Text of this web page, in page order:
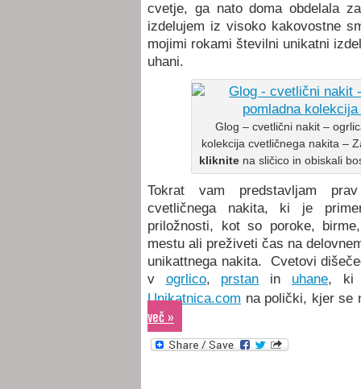
cvetje, ga nato doma obdelala
izdelujem iz visoko kakovostne
mojimi rokami številni unikatni
uhani.
Glog – cvetlični nakit –
kolekcija cvetličnega nakita –
kliknite na sličico in obiskali
Tokrat vam predstavljam
cvetličnega nakita, ki je
priložnosti, kot so poroke,
mestu ali preživeti čas na
unikattnega nakita.
Cvetovi
v ogrlico, prstan in uhane, ki
Unikatnica.com na polički, kjer se
več »